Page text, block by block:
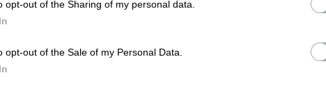
opt-out of the Sharing of my personal data.
opt-out of the Sale of my Personal Data.
πρόκειται να συμμετάσχει, άλλωστε,
Τουρκίας έχει αντίκτυπο σε